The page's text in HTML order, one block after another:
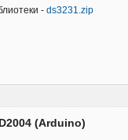
- ds3231.zip
(Arduino)